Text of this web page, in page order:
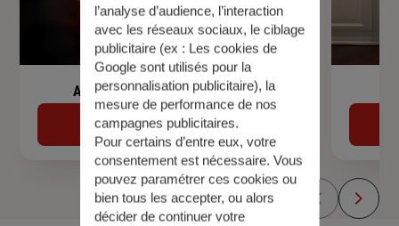
Assurance de prêt immobilier
Découvrir
l’analyse d’audience, l’interaction
avec les réseaux sociaux, le ciblage
publicitaire (ex : Les cookies de
Google sont utilisés pour la
personnalisation publicitaire), la
mesure de performance de nos
campagnes publicitaires.
Pour certains d’entre eux, votre
consentement est nécessaire. Vous
pouvez paramétrer ces cookies ou
bien tous les accepter, ou alors
décider de continuer votre